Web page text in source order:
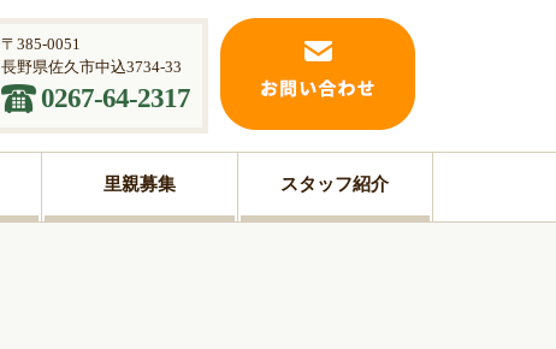
〒385-0051
​​​​​​​長野県佐久市中込3734-33
0267-64-2317
里親募集 スタッフ紹介